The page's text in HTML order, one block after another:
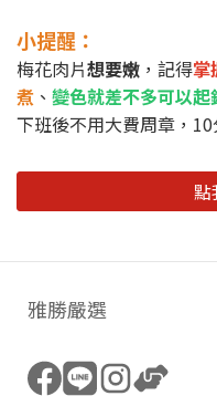
小提醒：
梅花肉片想要嫩 ，記得掌
煮 、 變色就差不多可以起
下班後不用大費周章，
點
雅勝嚴選